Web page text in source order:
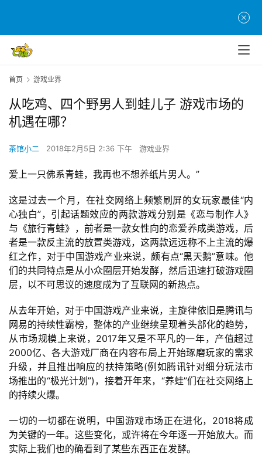
首页 游戏业界
从吃鸡、四个野男人到蛙儿子 游戏市场的
机遇在哪？
茶馆小二 2018年2月5日 2:36 下午 游戏业界
爱上一只佛系青蛙，我再也不想养纸片男人。”
这是过去一个月，在社交网络上频繁刷屏的女玩家最佳“内
心独白”，引起话题效应的两款游戏分别是《恋与制作人》
与《旅行青蛙》，前者是一款女性向的恋爱养成类游戏，后
者是一款反主流的放置类游戏，这两款远远称不上主流的爆
红之作，对于中国游戏产业来说，颇有点“黑天鹅”意味。他
们的共同特点是从小众圈层开始发酵，然后迅速打破游戏圈
层，以不可思议的速度成为了互联网的新热点。
从去年开始，对于中国游戏产业来说，主旋律依旧是腾讯与
网易的持续性霸榜，整体的产业继续呈现着头部化的趋势，
从市场规模上来说，2017年又是不平凡的一年，产值超过
2000亿、各大游戏厂商在内容布局上开始琢磨玩家的需求
升级，并且推出响应的扶持策略(例如腾讯针对细分玩法市
场推出的“极光计划”)，接着开年来，“养蛙”们在社交网络上
的持续火爆。
一切的一切都在说明，中国游戏市场正在进化，2018将成
为关键的一年。这些变化，或许将在今年逐一开始放大。而
实际上我们也的确看到了某些东西正在发酵。